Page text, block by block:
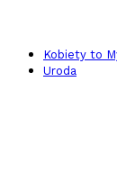
Kobiety to
Uroda